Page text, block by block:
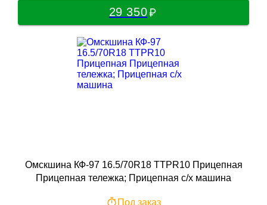
29 350
Омскшина КФ-97 16.5/70R18 TTPR10 Прицепная
Прицепная тележка; Прицепная с/х машина
Под заказ